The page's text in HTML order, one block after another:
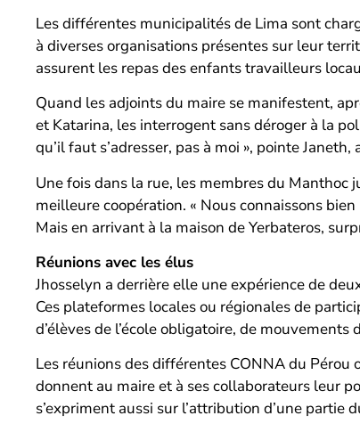
Les différentes municipalités de Lima sont
à diverses organisations présentes sur leur
assurent les repas des enfants travailleurs
Quand les adjoints du maire se manifestent,
et Katarina, les interrogent sans déroger à la
qu’il faut s’adresser, pas à moi », pointe
Une fois dans la rue, les membres du
meilleure coopération. « Nous connaissons
Mais en arrivant à la maison de Yerbateros,
Réunions avec les élus
Jhosselyn a derrière elle une expérience de
Ces plateformes locales ou régionales de
d’élèves de l’école obligatoire, de
Les réunions des différentes CONNA du Pérou
donnent au maire et à ses collaborateurs leur
s’expriment aussi sur l’attribution d’une